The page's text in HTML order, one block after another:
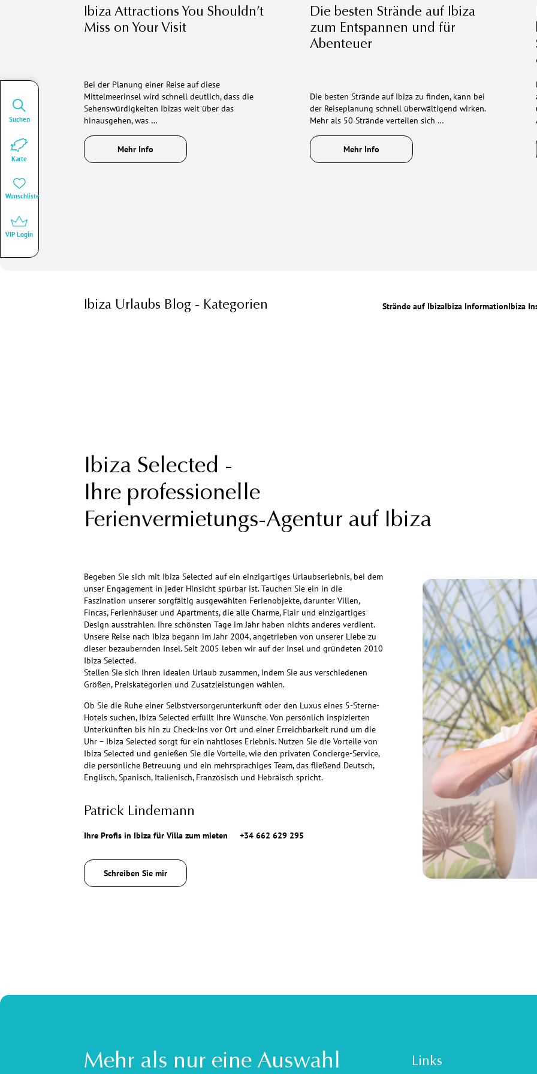
Ibiza Attractions You Shouldn’t
Miss on Your Visit
Bei der Planung einer Reise auf diese
Mittelmeerinsel wird schnell deutlich, dass die
Sehenswürdigkeiten Ibizas weit über das
hinausgehen, was …
Mehr Info
Die besten Strände auf Ibiza
zum Entspannen und für
Abenteuer
Die besten Strände auf Ibiza zu finden, kann bei
der Reiseplanung schnell überwältigend wirken.
Mehr als 50 Strände verteilen sich …
Mehr Info
Ibiza Urlaubs Blog - Kategorien Strände auf IbizaIbiza InformationIbiza
Ibiza Selected -
Ihre professionelle
Ferienvermietungs-Agentur auf Ibiza
Begeben Sie sich mit Ibiza Selected auf ein einzigartiges Urlaubserlebnis, bei dem
unser Engagement in jeder Hinsicht spürbar ist. Tauchen Sie ein in die
Faszination unserer sorgfältig ausgewählten Ferienobjekte, darunter Villen,
Fincas, Ferienhäuser und Apartments, die alle Charme, Flair und einzigartiges
Design ausstrahlen. Ihre schönsten Tage im Jahr haben nichts anderes verdient.
Unsere Reise nach Ibiza begann im Jahr 2004, angetrieben von unserer Liebe zu
dieser bezaubernden Insel. Seit 2005 leben wir auf der Insel und gründeten 2010
Ibiza Selected.
Stellen Sie sich Ihren idealen Urlaub zusammen, indem Sie aus verschiedenen
Größen, Preiskategorien und Zusatzleistungen wählen.
Ob Sie die Ruhe einer Selbstversorgerunterkunft oder den Luxus eines 5-Sterne-
Hotels suchen, Ibiza Selected erfüllt Ihre Wünsche. Von persönlich inspizierten
Unterkünften bis hin zu Check-Ins vor Ort und einer Erreichbarkeit rund um die
Uhr – Ibiza Selected sorgt für ein nahtloses Erlebnis. Nutzen Sie die Vorteile von
Ibiza Selected und genießen Sie die Vorteile, wie den privaten Concierge-Service,
die persönliche Betreuung und ein mehrsprachiges Team, das fließend Deutsch,
Englisch, Spanisch, Italienisch, Französisch und Hebräisch spricht.
Patrick Lindemann
Ihre Profis in Ibiza für Villa zum mieten +34 662 629 295
Schreiben Sie mir
Suchen
Karte
Wunschliste
VIP Login
Mehr als nur eine Auswahl Links